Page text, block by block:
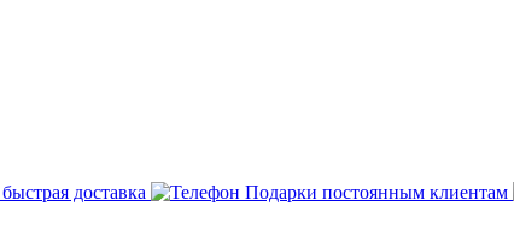
доставка Подарки постоянным клиентам